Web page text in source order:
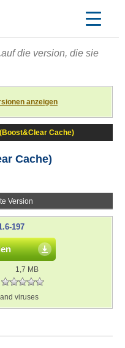
auf die version, die sie
anzeigen
Cache)
Cache)
Version
197
1,7 MB
viruses